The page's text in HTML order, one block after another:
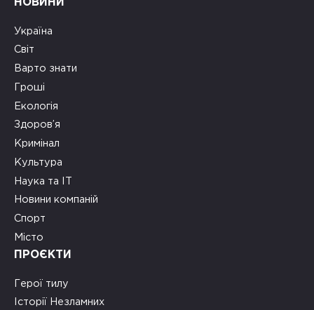
НОВИНИ
Україна
Світ
Варто знати
Гроші
Екологія
Здоров’я
Кримінал
Культура
Наука та ІТ
Новини компаній
Спорт
Місто
ПРОЄКТИ
Герої тилу
Історії Незламних